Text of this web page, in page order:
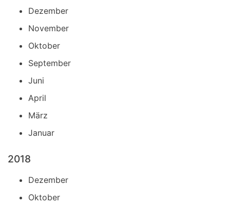
Dezember
November
Oktober
September
Juni
April
März
Januar
2018
Dezember
Oktober